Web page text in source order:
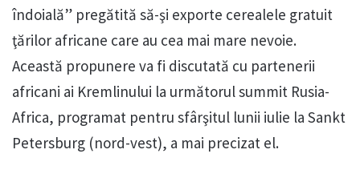
îndoială” pregătită să-şi exporte cerealele gratuit
ţărilor africane care au cea mai mare nevoie.
Această propunere va fi discutată cu partenerii
africani ai Kremlinului la următorul summit Rusia-
Africa, programat pentru sfârşitul lunii iulie la Sankt
Petersburg (nord-vest), a mai precizat el.